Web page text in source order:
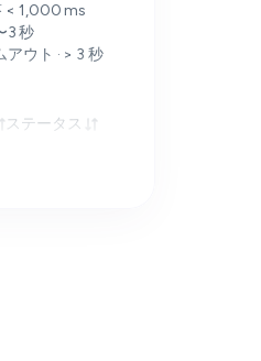
< 1,000 ms
3 秒
ウト · > 3 秒
ステータス